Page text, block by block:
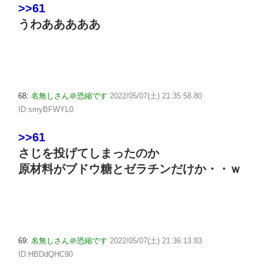
>>61
うわあああああ
68: 名無しさん＠恐縮です 2022/05/07(土) 21:35:58.80
ID:smyBFWYL0
>>61
さじを投げてしまったのか
原材料がブドウ糖とゼラチンだけか・・ｗ
69: 名無しさん＠恐縮です 2022/05/07(土) 21:36:13.83
ID:HBDdQHC90